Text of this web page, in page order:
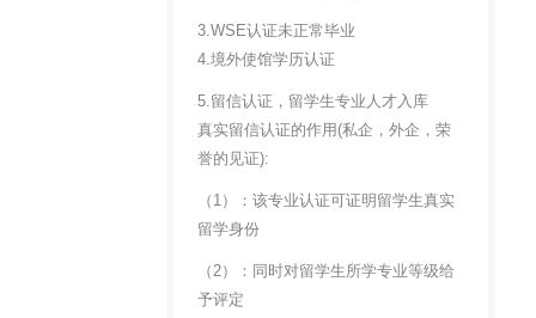
3.WSE认证未正常毕业
4.境外使馆学历认证
5.留信认证，留学生专业人才入库
真实留信认证的作用(私企，外企，荣
誉的见证):
（1）：该专业认证可证明留学生真实
留学身份
（2）：同时对留学生所学专业等级给
予评定